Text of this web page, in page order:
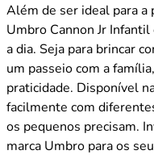
Além de ser ideal para a
Umbro Cannon Jr
a dia. Seja para brincar
um passeio com a
praticidade. Disponível
facilmente com
os pequenos precisam.
marca Umbro para os